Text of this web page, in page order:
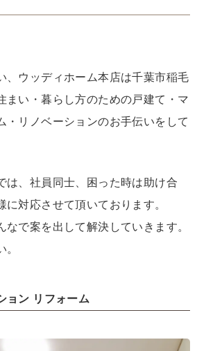
、ウッディホーム本店は千葉市稲毛
まい・暮らし方のための戸建て・マ
・リノベーションのお手伝いをして
は、社員同士、困った時は助け合
に対応させて頂いております。
なで案を出して解決していきます。
ン リフォーム